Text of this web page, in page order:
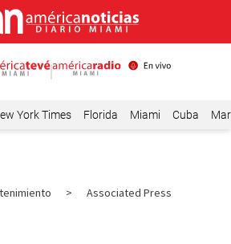
York Times Florida Miami Cuba
> Associated Press